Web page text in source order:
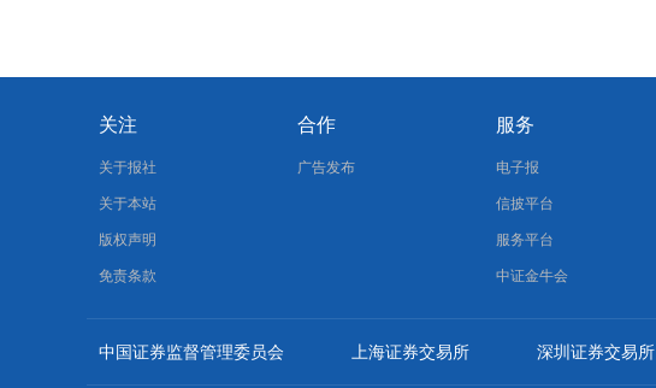
关注
关于报社
关于本站
版权声明
免责条款
合作
广告发布
服务
电子报
信披平台
服务平台
中证金牛会
中国证券监督管理委员会 上海证券交易所 深圳证券交易所